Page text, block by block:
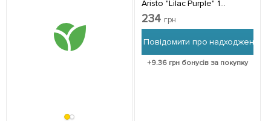
Aristo "Lilac Purple" 1
саджанець в упаковці
234 грн
Повідомити про надходження
+9.36грн бонусів за покупку